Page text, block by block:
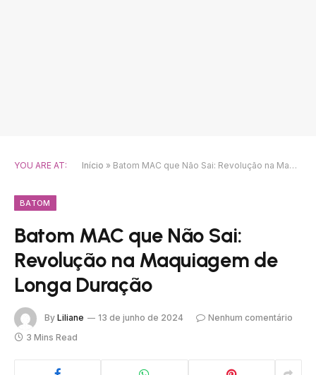
YOU ARE AT: Início » Batom MAC que Não Sai: Revolução na Maquiagem de Longa Duração
BATOM
Batom MAC que Não Sai:
Revolução na Maquiagem de
Longa Duração
By Liliane 13 de junho de 2024
Nenhum comentário
3 Mins Read